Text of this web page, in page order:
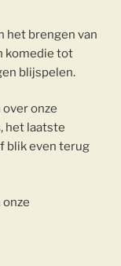
het brengen van
komedie tot
blijspelen.
onze
het laatste
blik even terug
onze